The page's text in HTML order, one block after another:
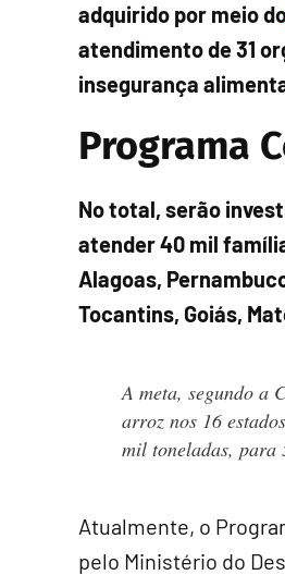
adquirido por meio
atendimento de 31
insegurança
Programa
No total, serão
atender 40 mil
Alagoas,
Tocantins, Goiás,
A meta, segundo a
arroz nos 16
mil toneladas, para
Atualmente, o
pelo Ministério do